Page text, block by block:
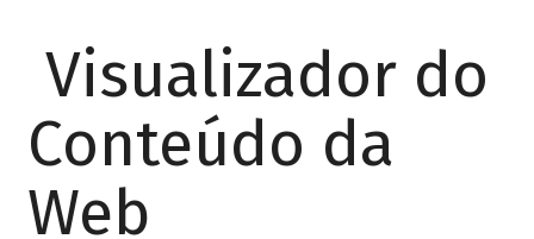
Visualizador do
Conteúdo da
Web